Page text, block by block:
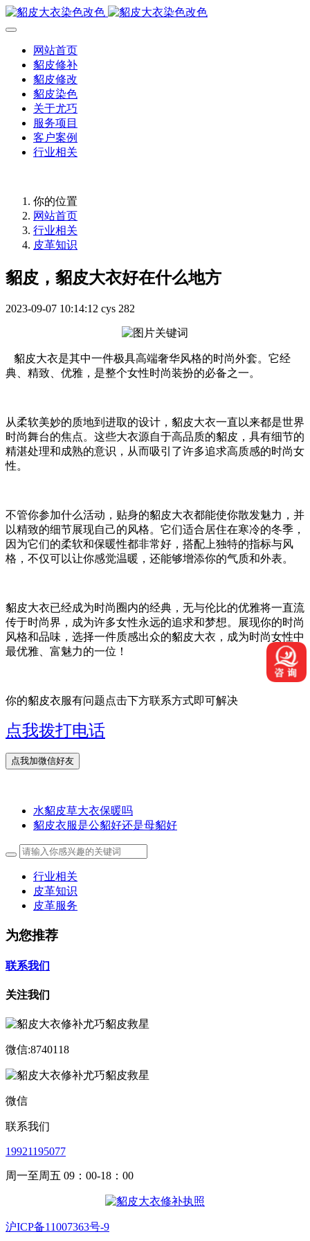
网站首页
貂皮修补
貂皮修改
貂皮染色
关于尤巧
服务项目
客户案例
行业相关
你的位置
网站首页
行业相关
皮革知识
貂皮，貂皮大衣好在什么地方
2023-09-07 10:14:12 cys 282
貂皮大衣是其中一件极具高端奢华风格的时尚外套。它经
典、精致、优雅，是整个女性时尚装扮的必备之一。
从柔软美妙的质地到进取的设计，貂皮大衣一直以来都是世界
时尚舞台的焦点。这些大衣源自于高品质的貂皮，具有细节的
精湛处理和成熟的意识，从而吸引了许多追求高质感的时尚女
性。
不管你参加什么活动，贴身的貂皮大衣都能使你散发魅力，并
以精致的细节展现自己的风格。它们适合居住在寒冷的冬季，
因为它们的柔软和保暖性都非常好，搭配上独特的指标与风
格，不仅可以让你感觉温暖，还能够增添你的气质和外表。
貂皮大衣已经成为时尚圈内的经典，无与伦比的优雅将一直流
传于时尚界，成为许多女性永远的追求和梦想。展现你的时尚
风格和品味，选择一件质感出众的貂皮大衣，成为时尚女性中
最优雅、富魅力的一位！
你的貂皮衣服有问题点击下方联系方式即可解决
点我拨打电话
水貂皮草大衣保暖吗
貂皮衣服是公貂好还是母貂好
行业相关
皮革知识
皮革服务
为您推荐
联系我们
关注我们
微信:8740118
微信
联系我们
19921195077
周一至周五 09：00-18：00
沪ICP备11007363号-9